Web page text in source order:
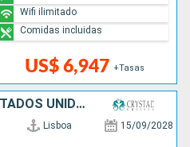
US$ 6,947 +Tasas
Wifi ilimitado
Comidas incluidas
PORTUGAL, CANADÁ, ESTADOS UNIDOS
Lisboa 15/09/2028